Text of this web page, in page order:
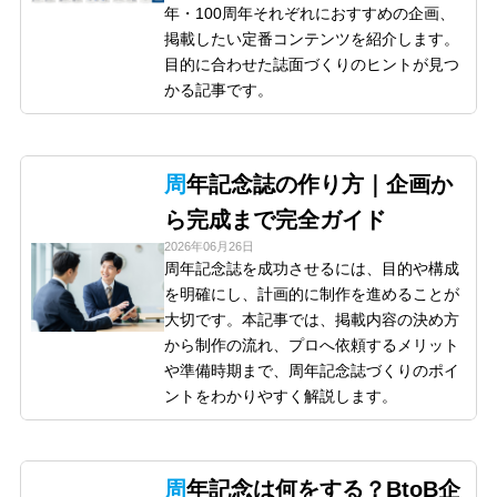
年・100周年それぞれにおすすめの企画、
掲載したい定番コンテンツを紹介します。
目的に合わせた誌面づくりのヒントが見つ
かる記事です。
周年記念誌の作り方｜企画か
ら完成まで完全ガイド
2026年06月26日
周年記念誌を成功させるには、目的や構成
を明確にし、計画的に制作を進めることが
大切です。本記事では、掲載内容の決め方
から制作の流れ、プロへ依頼するメリット
や準備時期まで、周年記念誌づくりのポイ
ントをわかりやすく解説します。
周年記念は何をする？BtoB企